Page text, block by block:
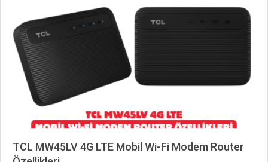
TCL MW45LV 4G LTE Mobil Wi-Fi Modem Router